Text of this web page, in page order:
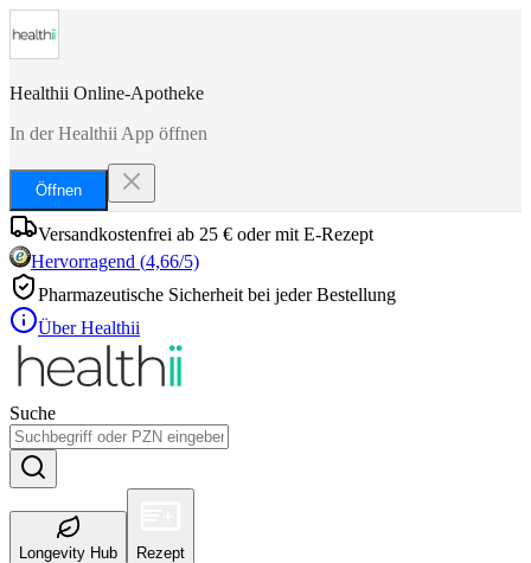
Healthii Online-Apotheke
In der Healthii App öffnen
Öffnen
Versandkostenfrei ab 25 € oder mit E-Rezept
Hervorragend (4,66/5)
Pharmazeutische Sicherheit bei jeder Bestellung
Über Healthii
Suche
Longevity Hub Rezept